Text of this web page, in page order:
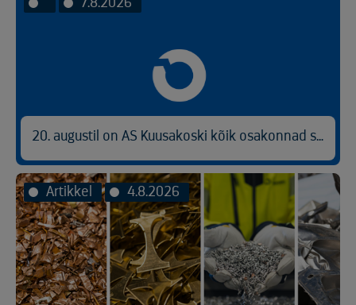
20. augustil on AS Kuusakoski kõik osakonnad suletud
Artikkel 4.8.2026